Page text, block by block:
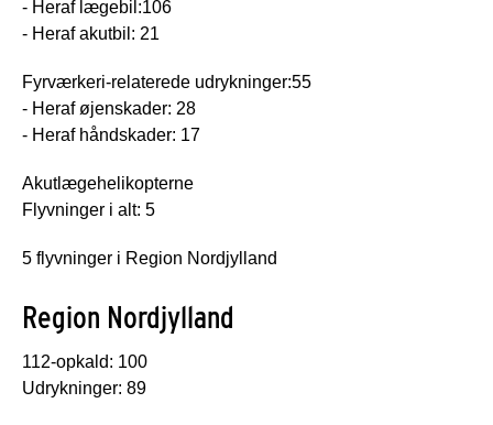
- Heraf lægebil:106
- Heraf akutbil: 21
Fyrværkeri-relaterede udrykninger:55
- Heraf øjenskader: 28
- Heraf håndskader: 17
Akutlægehelikopterne
Flyvninger i alt: 5
5 flyvninger i Region Nordjylland
Region Nordjylland
112-opkald: 100
Udrykninger: 89